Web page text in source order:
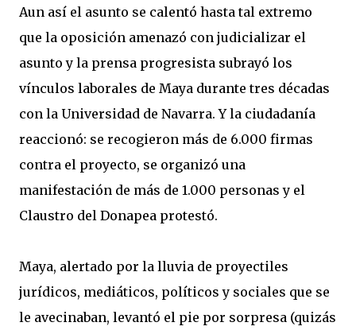
Aun así el asunto se calentó hasta tal extremo
que la oposición amenazó con judicializar el
asunto y la prensa progresista subrayó los
vínculos laborales de Maya durante tres décadas
con la Universidad de Navarra. Y la ciudadanía
reaccionó: se recogieron más de 6.000 firmas
contra el proyecto, se organizó una
manifestación de más de 1.000 personas y el
Claustro del Donapea protestó.
Maya, alertado por la lluvia de proyectiles
jurídicos, mediáticos, políticos y sociales que se
le avecinaban, levantó el pie por sorpresa (quizás